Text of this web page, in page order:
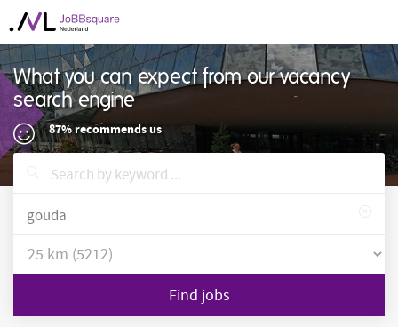
What you can expect from our vacancy
search engine
87% recommends us
Find jobs